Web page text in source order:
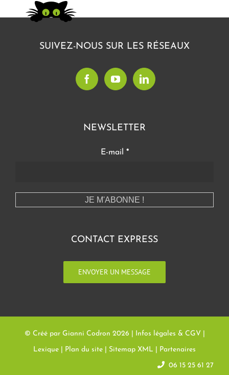
SUIVEZ-NOUS SUR LES RÉSEAUX
NEWSLETTER
E-mail *
CONTACT EXPRESS
ENVOYER UN MESSAGE
© Créé par Gianni Codron 2026 | Infos légales & CGV
Lexique Plan du site Sitemap XML Partenaires
06 15 25 61 27